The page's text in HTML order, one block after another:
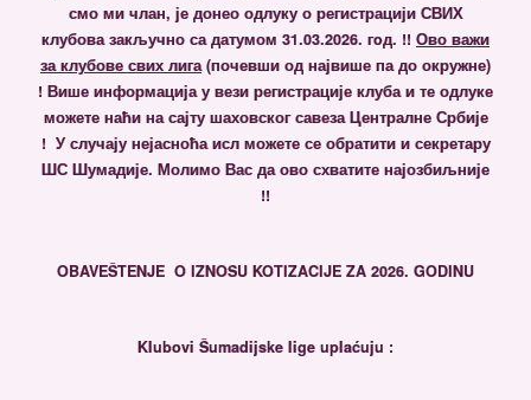
смо ми члан, је донео одлуку о регистрацији СВИХ
клубова закључно са датумом 31.03.2026. гoд. !! Ово важи
за клубове свих лига(почевши од највише па до окружне)
! Више информација у вези регистрације клуба и те одлуке
можете наћи на сајту шаховског савеза Централне Србије
! У случају нејасноћа исл можете се обратити и секретару
ШС Шумадије. Молимо Вас да ово схватите најозбиљније
!!
OBAVEŠTENJE O IZNOSU KOTIZACIJE ZA 2026. GODINU
Klubovi Šumadijske lige uplaćuju :